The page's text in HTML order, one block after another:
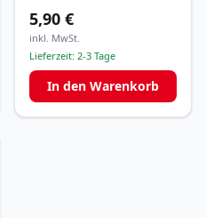
5,90 €
inkl. MwSt.
Lieferzeit: 2-3 Tage
In den Warenkorb